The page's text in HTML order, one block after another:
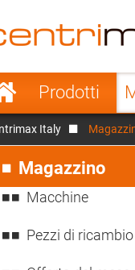
Prodotti
France
Sweden
Denmark
Italy
navigazione
Magazzino
Macchine
Pezzi di ricambio